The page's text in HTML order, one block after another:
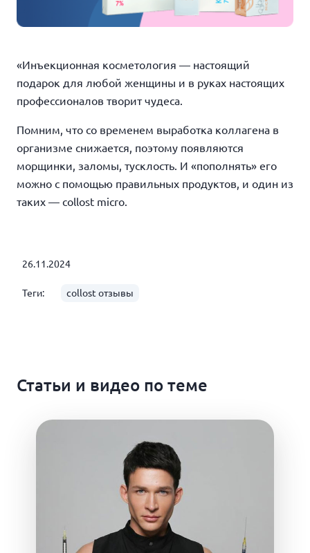
«Инъекционная косметология — настоящий
подарок для любой женщины и в руках настоящих
профессионалов творит чудеса. ⠀
Помним, что со временем выработка коллагена в
организме снижается, поэтому появляются
морщинки, заломы, тусклость. И «пополнять» его
можно с помощью правильных продуктов, и один из
таких — collost micro.
26.11.2024
Теги: collost отзывы
Статьи и видео по теме